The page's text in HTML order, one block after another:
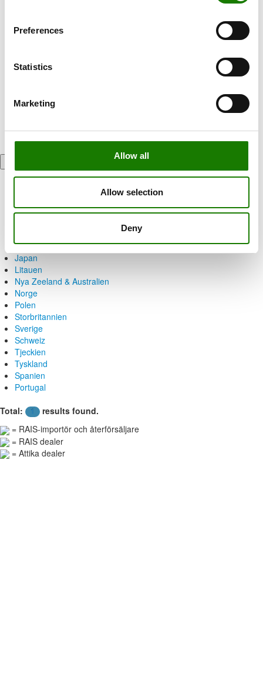
Preferences
Statistics
Marketing
Allow all
Allow selection
Deny
Belgien
Finland
Italien
Japan
Litauen
Nya Zeeland & Australien
Norge
Polen
Storbritannien
Sverige
Schweiz
Tjeckien
Tyskland
Spanien
Portugal
Total:
1
results found.
= RAIS-importör och återförsäljare
= RAIS dealer
= Attika dealer